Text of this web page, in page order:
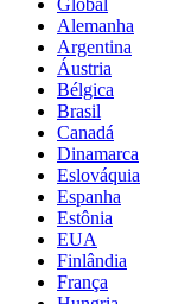
Global
Alemanha
Argentina
Áustria
Bélgica
Brasil
Canadá
Dinamarca
Eslováquia
Espanha
Estônia
EUA
Finlândia
França